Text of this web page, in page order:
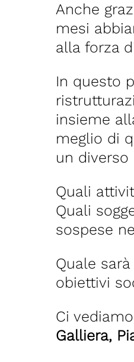
Anche
mesi
alla forza
In questo
insieme
meglio di
un diverso
Quali
Quali
sospese
Quale
obiettivi
Ci
Galliera,